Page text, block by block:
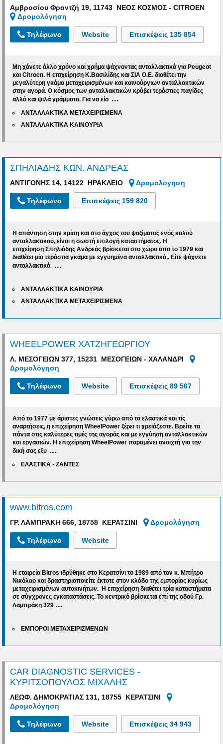
Αμβροσίου Φραντζή 19, 11743 ΝΕΟΣ ΚΟΣΜΟΣ - CITROEN
Δρομολόγηση
Τηλέφωνο Website Επισκέψεις 135 854
Μη χάνετε άλλο χρόνο και χρήμα ψάχνοντας ανταλλακτικά για Peugeot
και Citroen. Η επιχείρηση Κ.Βασιλίδης και ΣΙΑ Ο.Ε. διαθέτει την
μεγαλύτερη γκάμα μεταχειρισμένων και καινούργιων ανταλλακτικών
στην αγορά. Ο κόσμος των ανταλλακτικών κρύβει τεράστιες παγίδες
αλλά και ψιλά γράμματα. Για να είσ ...
ΑΝΤΑΛΛΑΚΤΙΚΑ ΜΕΤΑΧΕΙΡΙΣΜΕΝΑ
ΑΝΤΑΛΛΑΚΤΙΚΑ ΚΑΙΝΟΥΡΙΑ
ΣΠΗΛΙΑΔΗΣ ΚΩΝ. ΑΝΔΡΕΑΣ
ΑΝΤΙΓΟΝΗΣ 14, 14122 ΗΡΑΚΛΕΙΟ Δρομολόγηση
Τηλέφωνο Επισκέψεις 159 820
Η απάντηση στην κρίση και στο άγχος του ψαξίματος ενός καλού
ανταλλακτικού, είναι η σωστή επιλογή καταστήματος. Η
επιχείρησηΣπηλιάδης Ανδρεάςβρίσκεται στο χώρο απο το 1979 και
διαθέτει μίατεράστια γκάμα με εγγυημένα ανταλλακτικά,. Είτε ψάχνετε
ανταλλακτικά
...
ΑΝΤΑΛΛΑΚΤΙΚΑ ΚΑΙΝΟΥΡΙΑ
ΑΝΤΑΛΛΑΚΤΙΚΑ ΜΕΤΑΧΕΙΡΙΣΜΕΝΑ
WHEELPOWER ΧΑΤΖΗΓΕΩΡΓΙΟΥ
Λ. ΜΕΣΟΓΕΙΩΝ 377, 15231 ΜΕΣΟΓΕΙΩΝ - ΧΑΛΑΝΔΡΙ
Δρομολόγηση
Τηλέφωνο Website Επισκέψεις89 567
Από το 1977 με άριστες γνώσεις γύρω από τα ελαστικά και τις
αναρτήσεις, η επιχείρηση WheelPower ξέρει τι χρειάζεστε. Βρείτε τα
πάντα στις καλύτερες τιμές της αγοράς και με εγγύηση ανταλλακτικών
και εργασιών.Η επιχείρηση WheelPower παραμένει ανοιχτή για την
δική σας εξυ ...
ΕΛΑΣΤΙΚΑ - ΖΑΝΤΕΣ
www.bitros.com
ΓΡ. ΛΑΜΠΡΑΚΗ 666, 18758 ΚΕΡΑΤΣΙΝΙ Δρομολόγηση
Τηλέφωνο Website
Η εταιρείαBitros ιδρύθηκε στο Κερατσίνι το 1989 από τον κ. Μπήτρο
Νικόλαο και δραστηριοποιείτε έκτοτε στον κλάδο της εμπορίας κυρίως
μεταχειρισμένων αυτοκινήτων. Η επιχείρηση διαθέτει τρία καταστήματα
σε σύγχρονες εγκαταστάσεις. Το κεντρικό βρίσκεται επί της οδού Γρ.
Λαμπράκη 329 ...
ΕΜΠΟΡΟΙ ΜΕΤΑΧΕΙΡΙΣΜΕΝΩΝ
CAR DIAGNOSTIC SERVICES -
ΚΥΡΙΤΣΟΠΟΥΛΟΣ ΜΙΧΑΛΗΣ
ΛΕΩΦ. ΔΗΜΟΚΡΑΤΙΑΣ 131, 18755 ΚΕΡΑΤΣΙΝΙ
Δρομολόγηση
Τηλέφωνο Website Επισκέψεις34 943